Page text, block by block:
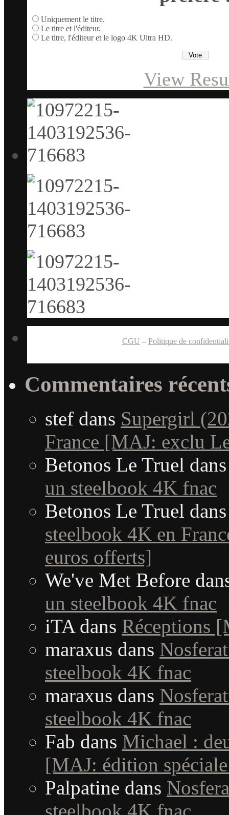
Uniquement le titre.
Le titre et l'éditeur.
Le titre, l'éditeur et le logo 4K Ultra HD.
View
CGU – Politique de
Commentaires
stef dans Supergirl
France [MAJ: exclu
Betonos Le Truel
un steelbook 4K fnac
Betonos Le Truel
steelbook 4K en
euros offerts]
We've Met Before
un steelbook 4K fnac
iTAdans Réceptions
maraxus dans
steelbook 4K fnac
maraxus dans
steelbook 4K fnac
Fab dans Michael :
[MAJ: édition
Palpatine dans